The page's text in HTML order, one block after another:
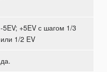
-5EV; +5EV с шагом 1/3
или 1/2 EV
да.